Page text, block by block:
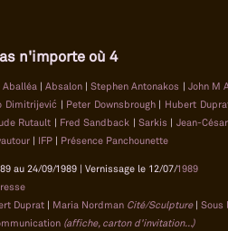
n'importe où 4
Aballéa |Absalon |Stephen Antonakos | John M
Dimitrijević | Peter Downsbrough | Hubert
Rutault | Fred Sandback |Sarkis | Jean-
| IFP | Présence Panchounette
au 24/09/1989 | Vernissage le 12/07/1989
Duprat | Maria Nordman Cité/Sculpture| Sous
(affiche, carton d'invitation...)